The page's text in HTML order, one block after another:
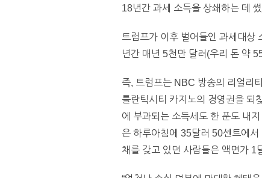
18년간 과세 소득을 상쇄하는 데
트럼프가 이후 벌어들인 과세대상
년간 매년 5천만 달러(우리 돈 약
즉, 트럼프는 NBC 방송의 리얼리
틀란틱시티 카지노의 경영권을 되
에 부과되는 소득세도 한 푼도 내
은 하루아침에 35달러 50센트에
채를 갖고 있던 사람들은 액면가 1